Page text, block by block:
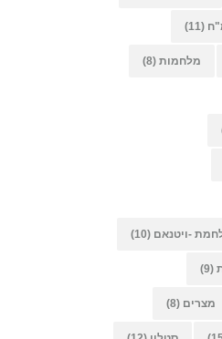
(11)
מלחמות (8)
-ויטנאם (10)
(9)
מצרים (8)